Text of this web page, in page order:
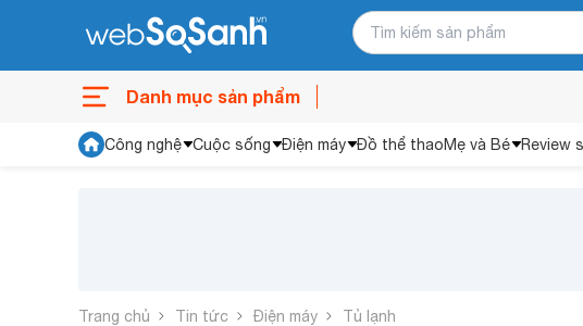
Danh mục sản phẩm
Công nghệ Cuộc sống Điện máy Đồ thể thaoMẹ và Bé Review
Trang chủ Tin tức Điện máy Tủ lạnh